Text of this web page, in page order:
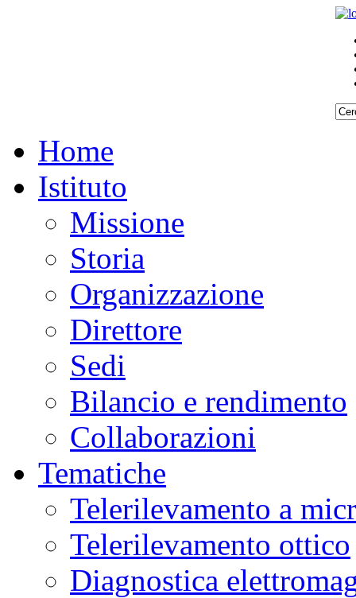
Home
Istituto
Missione
Storia
Organizzazione
Direttore
Sedi
Bilancio e rendimento
Collaborazioni
Tematiche
Telerilevamento a
Telerilevamento ottico
Diagnostica